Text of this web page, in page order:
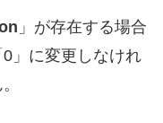
」が存在する場合
」に変更しなけれ